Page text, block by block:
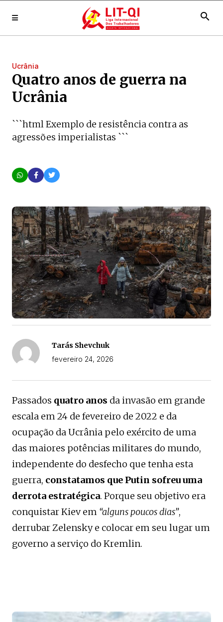
search
Ucrânia
Quatro anos de guerra na
Ucrânia
```html Exemplo de resistência contra as
agressões imperialistas ```
Tarás Shevchuk
fevereiro 24, 2026
Passados quatro anos da invasão em grande
escala em 24 de fevereiro de 2022 e da
ocupação da Ucrânia pelo exército de uma
das maiores potências militares do mundo,
independente do desfecho que tenha esta
guerra, constatamos que Putin sofreu uma
derrota estratégica. Porque seu objetivo era
conquistar Kiev em “alguns poucos dias”,
derrubar Zelensky e colocar em seu lugar um
governo a serviço do Kremlin.